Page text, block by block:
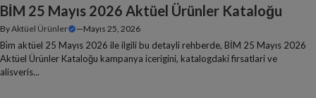
BİM 25 Mayıs 2026 Aktüel Ürünler Kataloğu
ByAktüel Ürünler —Mayıs 25, 2026
Bi̇m aktüel 25 Mayıs 2026 ile ilgili bu detayli rehberde, BİM 25 Mayıs 2026
Aktüel Ürünler Kataloğu kampanya icerigini, katalogdaki firsatlari ve
alisveris...